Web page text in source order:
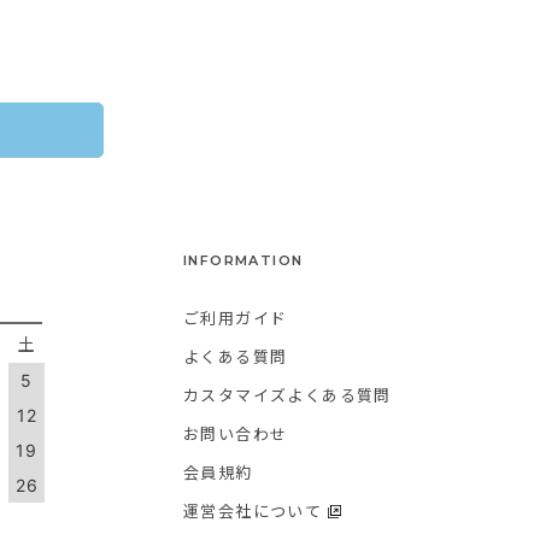
土
5
12
19
26
INFORMATION
ご利用ガイド
よくある質問
カスタマイズよくある質問
お問い合わせ
会員規約
運営会社について